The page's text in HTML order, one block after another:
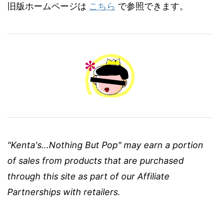
旧版ホームページは こちら で参照できます。
"Kenta's...Nothing But Pop" may earn a portion
of sales from products that are purchased
through this site as part of our Affiliate
Partnerships with retailers.